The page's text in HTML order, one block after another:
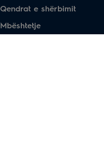
Qendrat e shërbimit
Mbështetje